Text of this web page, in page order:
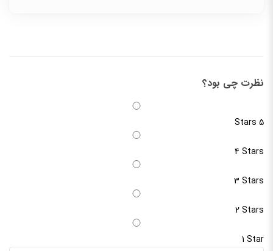
نظرت چی بود؟
5 Stars
4 Stars
3 Stars
2 Stars
1 Star